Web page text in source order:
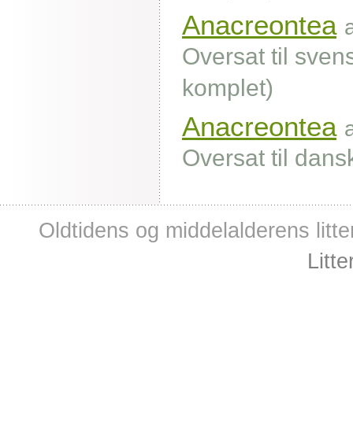
Anacreontea
Oversat til
komplet)
Anacreontea
Oversat til
Oldtidens og middelalderens